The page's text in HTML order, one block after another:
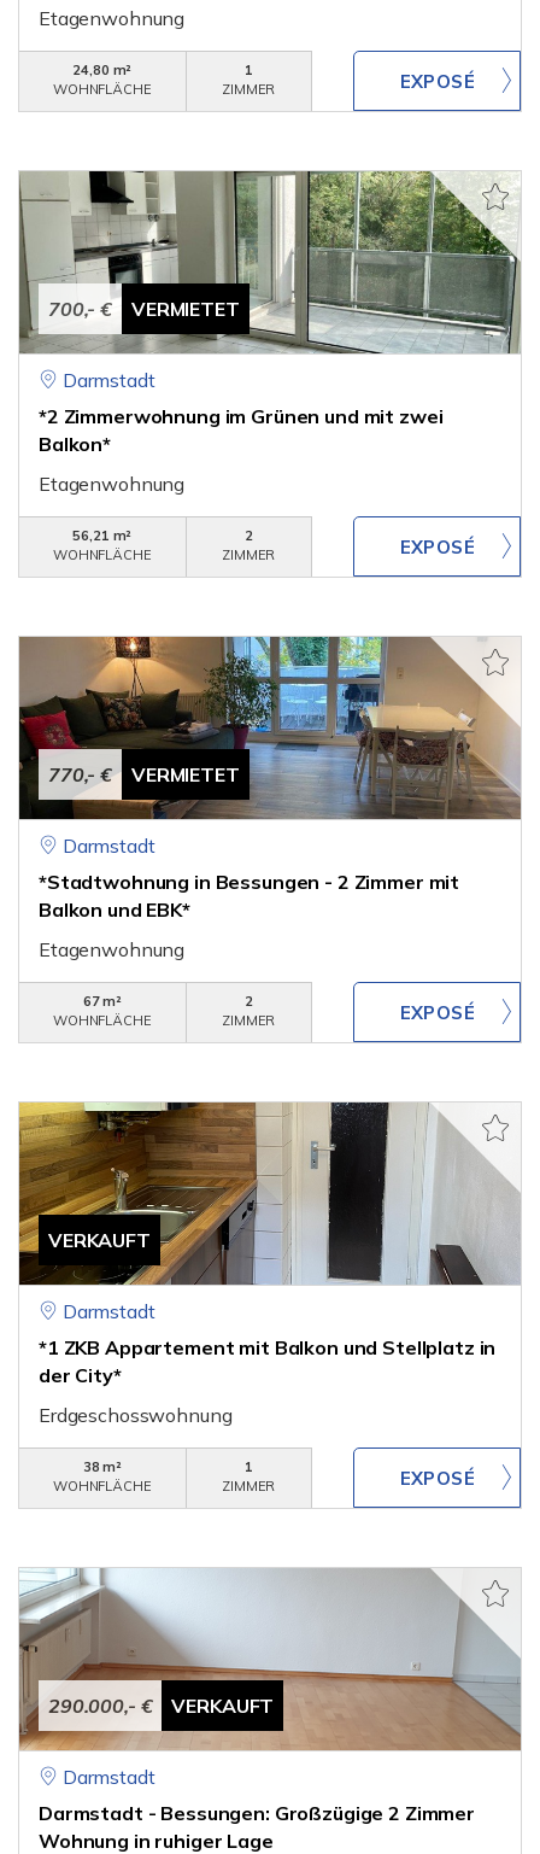
Etagenwohnung
24,80 m²
WOHNFLÄCHE
1
ZIMMER
700,- € VERMIETET
Darmstadt
*2 Zimmerwohnung im Grünen und mit zwei
Balkon*
Etagenwohnung
56,21 m²
WOHNFLÄCHE
2
ZIMMER
770,- € VERMIETET
Darmstadt
*Stadtwohnung in Bessungen - 2 Zimmer mit
Balkon und EBK*
Etagenwohnung
67 m²
WOHNFLÄCHE
2
ZIMMER
VERKAUFT
Darmstadt
*1 ZKB Appartement mit Balkon und Stellplatz in
der City*
Erdgeschosswohnung
38 m²
WOHNFLÄCHE
1
ZIMMER
290.000,- € VERKAUFT
Darmstadt
Darmstadt - Bessungen: Großzügige 2 Zimmer
Wohnung in ruhiger Lage